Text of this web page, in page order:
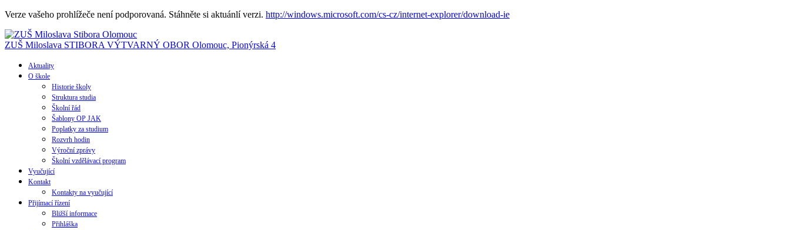
Verze vašeho prohlížeče není podporovaná. Stáhněte si aktuánlí verzi. http://windows.microsoft.com/cs-cz/internet-explorer/download-ie
ZUŠ Miloslava STIBORA VÝTVARNÝ OBOR Olomouc, Pionýrská 4
Aktuality
O škole
Historie školy
Struktura studia
Školní řád
Šablony OP JAK
Poplatky za studium
Rozvrh hodin
Výroční zprávy
Školní vzdělávací program
Vyučující
Kontakt
Kontakty na vyučující
Přijímací řízení
Bližší informace
Přihláška